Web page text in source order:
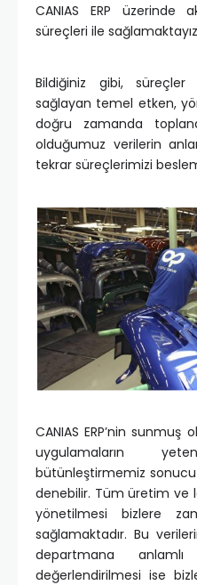
CANIAS ERP üzerinde
süreçleri ile
Bildiğiniz gibi, süreçler
sağlayan temel etken,
doğru zamanda
olduğumuz verilerin
tekrar süreçlerimizi
CANIAS ERP’nin
uygulamaların
bütünleştirmemiz sonucu
denebilir. Tüm üretim ve
yönetilmesi bizlere
sağlamaktadır. Bu
departmana
değerlendirilmesi ise